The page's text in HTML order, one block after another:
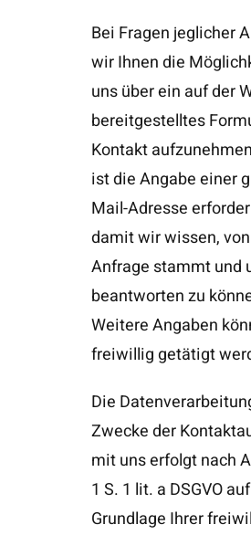
Bei Fragen jeglicher
wir Ihnen die
uns über ein auf der
bereitgestelltes
Kontakt
ist die Angabe einer
Mail-Adresse
damit wir wissen,
Anfrage stammt und
beantworten zu
Weitere Angaben
freiwillig getätigt
Die
Zwecke der
mit uns erfolgt nach
1 S. 1 lit. a DSGVO auf
Grundlage Ihrer